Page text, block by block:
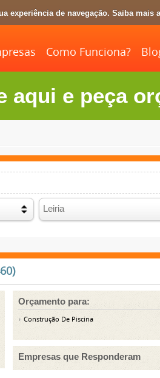
experiência de navegação. Saiba mais
Como Funciona?
aqui e peça
Orçamento para:
Construção De Piscina
Empresas que Responderam